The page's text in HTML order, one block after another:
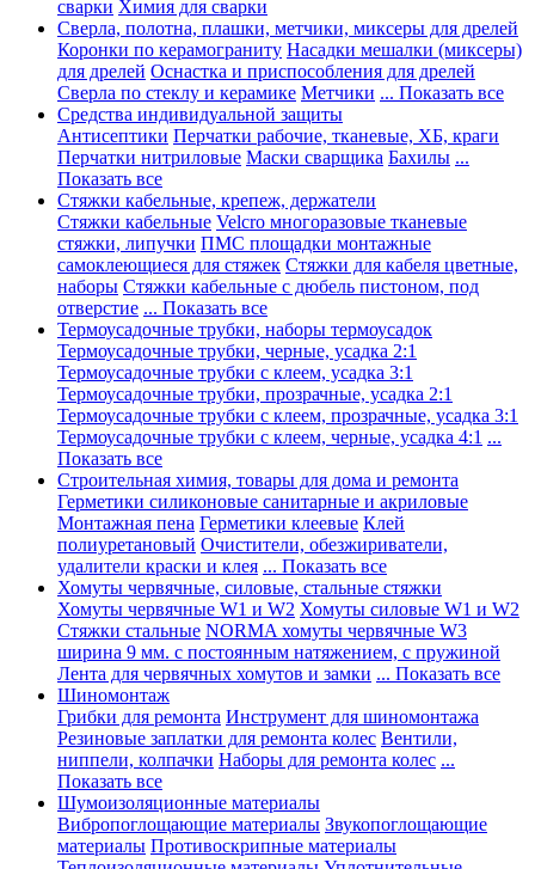
сварки Химия для сварки
Сверла, полотна, плашки, метчики, миксеры для дрелей
Коронки по керамограниту Насадки мешалки (миксеры)
для дрелей Оснастка и приспособления для дрелей
Сверла по стеклу и керамике Метчики ... Показать все
Средства индивидуальной защиты
Антисептики Перчатки рабочие, тканевые, ХБ, краги
Перчатки нитриловые Маски сварщика Бахилы ...
Показать все
Стяжки кабельные, крепеж, держатели
Стяжки кабельные Velcro многоразовые тканевые
стяжки, липучки ПМС площадки монтажные
самоклеющиеся для стяжек Стяжки для кабеля цветные,
наборы Стяжки кабельные с дюбель пистоном, под
отверстие ... Показать все
Термоусадочные трубки, наборы термоусадок
Термоусадочные трубки, черные, усадка 2:1
Термоусадочные трубки с клеем, усадка 3:1
Термоусадочные трубки, прозрачные, усадка 2:1
Термоусадочные трубки с клеем, прозрачные, усадка 3:1
Термоусадочные трубки с клеем, черные, усадка 4:1 ...
Показать все
Строительная химия, товары для дома и ремонта
Герметики силиконовые санитарные и акриловые
Монтажная пена Герметики клеевые Клей
полиуретановый Очистители, обезжириватели,
удалители краски и клея ... Показать все
Хомуты червячные, силовые, стальные стяжки
Хомуты червячные W1 и W2 Хомуты силовые W1 и W2
Стяжки стальные NORMA хомуты червячные W3
ширина 9 мм. с постоянным натяжением, с пружиной
Лента для червячных хомутов и замки ... Показать все
Шиномонтаж
Грибки для ремонта Инструмент для шиномонтажа
Резиновые заплатки для ремонта колес Вентили,
ниппели, колпачки Наборы для ремонта колес ...
Показать все
Шумоизоляционные материалы
Вибропоглощающие материалы Звукопоглощающие
материалы Противоскрипные материалы